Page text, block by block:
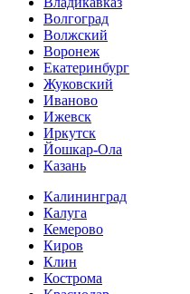
Волгоград
Волжский
Воронеж
Екатеринбург
Жуковский
Иваново
Ижевск
Иркутск
Йошкар-Ола
Казань
Калининград
Калуга
Кемерово
Киров
Клин
Кострома